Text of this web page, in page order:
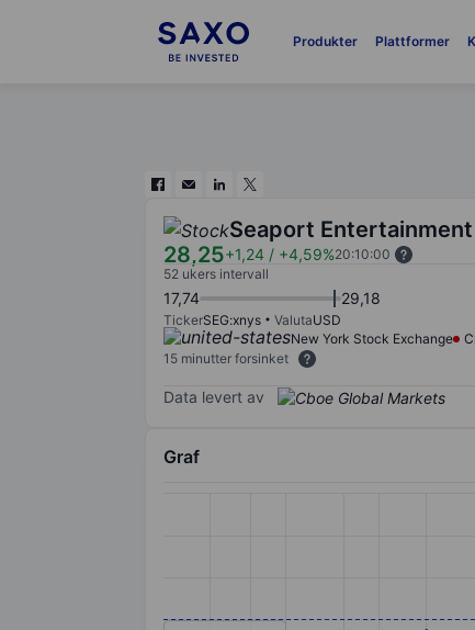
Produkter Plattformer
Seaport
28,25+1,24 / +4,59%20:10:00
52 ukers intervall
17,74 29,18
TickerSEG:xnys ValutaUSD
New York Stock Exchange
15 minutter forsinket
Data levert av
Graf